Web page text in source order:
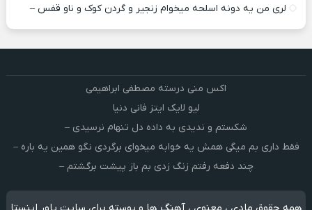
لری من یه دونه اسلحه میخوام زﻧﺠﻴﺮ و ﮔﺮدن ﻛﻮک و ﻧﺎو ﻗﻔﺲ –
اکس منی درسته مصطفی ابراهیمی
لیو لایک ایتز فانی دنیا
شکستم و ندیدی به داده دل تنهام نرسیدی –
فقط داری بم میگی همش یه خوابه میخوای برگردی نگو همین یه باره –
چند دفعه رفتم زنگ زدی بم باز پیشت برگشتم –